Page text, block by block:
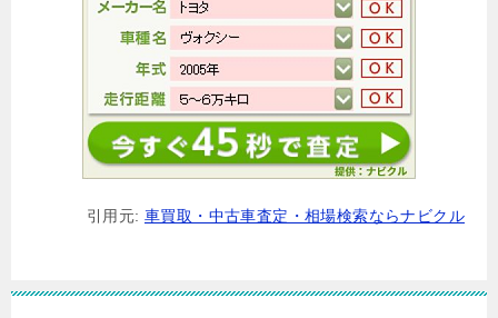
引用元: 車買取・中古車査定・相場検索ならナビクル